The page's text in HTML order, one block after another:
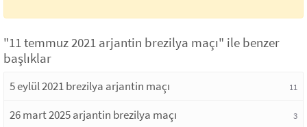
"11 temmuz 2021 arjantin brezilya maçı" ile benzer
başlıklar
5 eylül 2021 brezilya arjantin maçı 11
26 mart 2025 arjantin brezilya maçı 3